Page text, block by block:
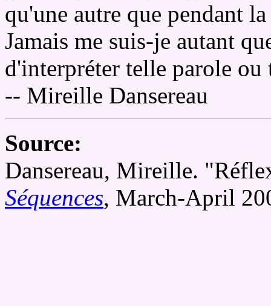
qu'une autre que pendant
Jamais me suis-je autant
d'interpréter telle parole ou
-- Mireille Dansereau
Source:
Dansereau, Mireille.
Séquences, March-April